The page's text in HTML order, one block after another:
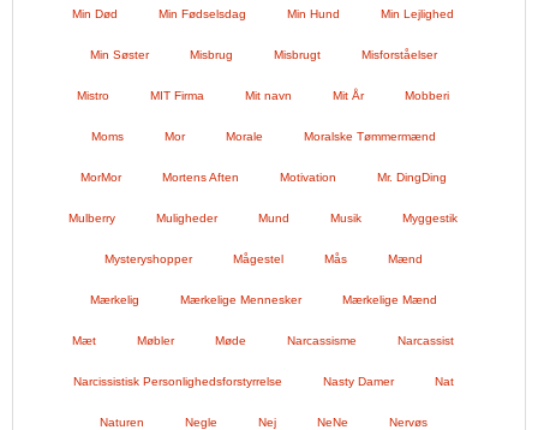
Min Død Min Fødselsdag Min Hund Min Lejlighed
Min Søster Misbrug Misbrugt Misforståelser
Mistro MIT Firma Mit navn Mit År Mobberi
Moms Mor Morale Moralske Tømmermænd
MorMor Mortens Aften Motivation Mr. DingDing
Mulberry Muligheder Mund Musik Myggestik
Mysteryshopper Mågestel Mås Mænd
Mærkelig Mærkelige Mennesker Mærkelige Mænd
Mæt Møbler Møde Narcassisme Narcassist
Narcissistisk Personlighedsforstyrrelse Nasty Damer Nat
Naturen Negle Nej NeNe Nervøs